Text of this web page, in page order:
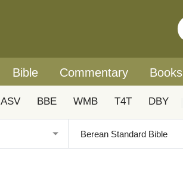
Bible Commentary Books
ASV BBE WMB T4T DBY